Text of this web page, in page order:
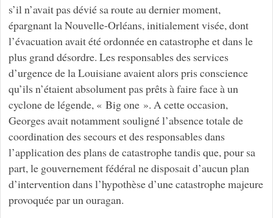
s’il n’avait pas dévié sa route au dernier moment,
épargnant la Nouvelle-Orléans, initialement visée, dont
l’évacuation avait été ordonnée en catastrophe et dans le
plus grand désordre. Les responsables des services
d’urgence de la Louisiane avaient alors pris conscience
qu’ils n’étaient absolument pas prêts à faire face à un
cyclone de légende, « Big one ». A cette occasion,
Georges avait notamment souligné l’absence totale de
coordination des secours et des responsables dans
l’application des plans de catastrophe tandis que, pour sa
part, le gouvernement fédéral ne disposait d’aucun plan
d’intervention dans l’hypothèse d’une catastrophe majeure
provoquée par un ouragan.